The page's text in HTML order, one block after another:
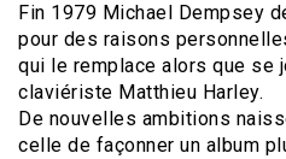
Fin 1979 Michael Dempsey
pour des raisons
qui le remplace alors que se
claviériste Matthieu Harley.
De nouvelles ambitions
celle de façonner un album